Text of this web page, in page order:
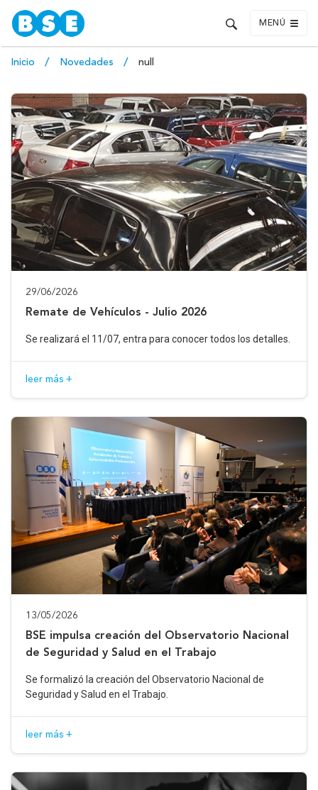
MENÚ
Inicio Novedades null
29/06/2026
Remate de Vehículos - Julio 2026
Se realizará el 11/07, entra para conocer todos los detalles.
leer más +
13/05/2026
BSE impulsa creación del Observatorio Nacional
de Seguridad y Salud en el Trabajo
Se formalizó la creación del Observatorio Nacional de
Seguridad y Salud en el Trabajo.
leer más +